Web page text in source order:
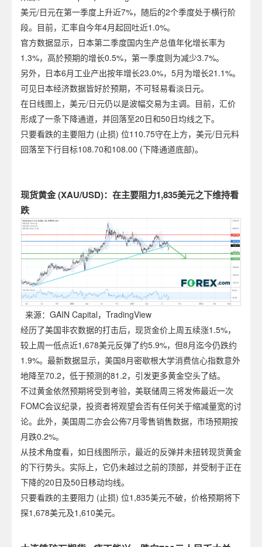
美元/日元在第一季度上升近7%，随后的2个季度处于横行阶
段。目前，汇率自今年4月起回吐近1.0%。
官方数据显示，日本第二季度国内生产总值年化增长率为
1.3%，高於预期的增长0.5%，第一季度则为减少3.7%。
另外，日本6月工业产出按年增长23.0%，5月为增长21.1%。
可见日本经济数据皆好於预期，不可轻易看淡日元。
在日线图上，美元/日元仍以是波幅交易为主调。目前，汇价
形成了一条下降通道，并回落至20日和50日均线之下。
只要看跌的主要阻力 (止损) 位110.75守在上方，美元/日元料
回落至下行目标108.70和108.00 (下降通道底部)。
现货黄金 (XAU/USD)：在主要阻力1,835美元之下维持看
跌
来源：GAIN Capital，TradingView
经历了美国非农数据的打击后，现货金价上周五续涨1.5%，
较上周一低点近1,678美元反弹了约5.9%，但8月迄今仍跌约
1.9%。最新数据显示，美国8月密歇根大学消费信心指数意外
地降至70.2，低于预测的81.2，引发更多黄金空头了结。
不过黄金依然预期将受到考验，美联储周三将发佈最近一次
FOMC会议纪录，投资者将观望会否有任何关于缩减量宽的讨
论。此外，美国周二亦会公佈7月零售销售数据，市场预期按
月跌0.2%。
从技术角度看，如日线图所示，最近的反弹并未扭转现货黄金
的下行势头。实际上，它仍未越过之前的顶部，并受制于正在
下降的20日及50日移动均线。
只要看跌的主要阻力 (止损) 位1,835美元不破，价格预期将下
探1,678美元及1,610美元。